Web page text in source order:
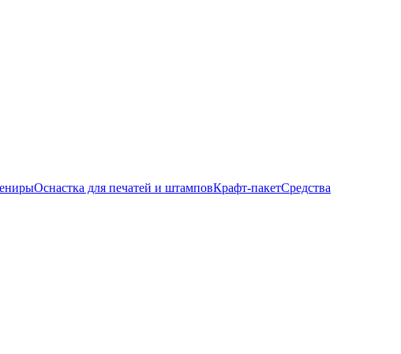
Оснастка для печатей и штамповКрафт-пакетСредства